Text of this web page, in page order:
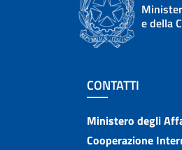
e della
Sezione
CONTATTI
Ministero degli
Cooperazione